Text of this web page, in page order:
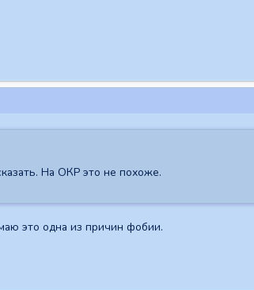
На ОКР это не похоже.
это одна из причин фобии.